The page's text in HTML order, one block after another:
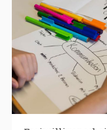
die
Etwa alle fünf
(Schweizerische